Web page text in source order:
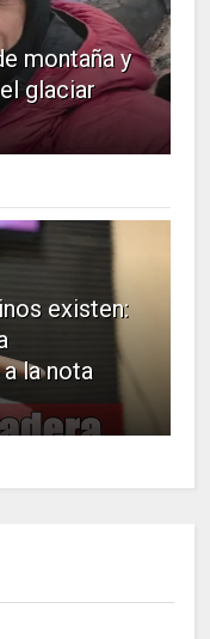
montaña y
glaciar
existen:
la nota